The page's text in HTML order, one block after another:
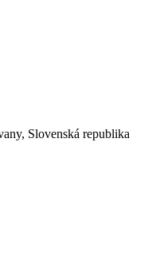
Slovenská republika